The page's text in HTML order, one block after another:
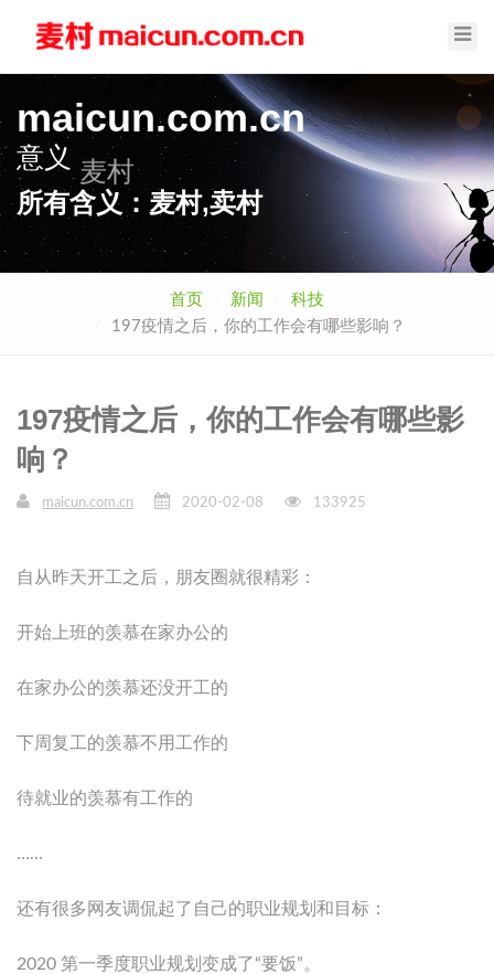
maicun.com.cn
意义麦村
所有含义：麦村,卖村
首页 新闻
科技
197疫情之后，你的工作会有哪些影响？
197疫情之后，你的工作会有哪些影
响？
maicun.com.cn 2020-02-08 133925
自从昨天开工之后，朋友圈就很精彩：
开始上班的羡慕在家办公的
在家办公的羡慕还没开工的
下周复工的羡慕不用工作的
待就业的羡慕有工作的
……
还有很多网友调侃起了自己的职业规划和目标：
2020 第一季度职业规划变成了“要饭”。